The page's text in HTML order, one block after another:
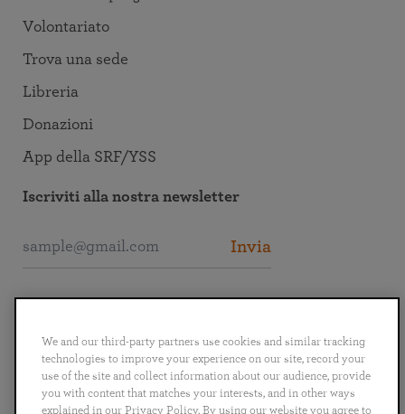
Volontariato
Trova una sede
Libreria
Donazioni
App della SRF/YSS
Iscriviti alla nostra newsletter
Invia
English Deutsch Español Français Italiano
We and our third-party partners use cookies and similar tracking
technologies to improve your experience on our site, record your
use of the site and collect information about our audience, provide
you with content that matches your interests, and in other ways
explained in our Privacy Policy. By using our website you agree to